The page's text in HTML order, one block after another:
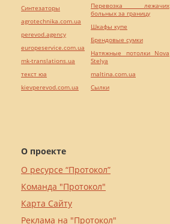
О проекте
О ресурсе “Протокол”
Команда "Протокол"
Карта Сайту
Реклама на "Протокол"
Синтезаторы
agrotechnika.com.ua
perevod.agency
europeservice.com.ua
mk-translations.ua
текст юа
kievperevod.com.ua
Перевозка лежачих
больных за границу
Шкафы купе
Брендовые сумки
Натяжные потолки Nova
Stelya
maltina.com.ua
Cылки